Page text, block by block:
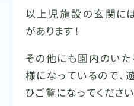
以上児施設の玄関に
があります！
その他にも園内のいた
様になっているので、
ひご覧になってくださ